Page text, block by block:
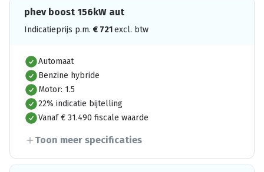
phev boost 156kW aut
Indicatieprijs p.m. € 721excl. btw
Automaat
Benzine hybride
Motor: 1.5
22% indicatie bijtelling
Vanaf € 31.490 fiscale waarde
Toon meer specificaties